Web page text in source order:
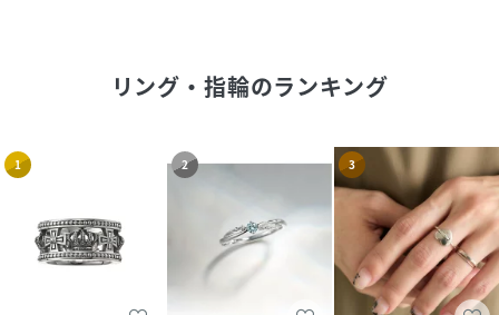
リング・指輪のランキング
1 2 3